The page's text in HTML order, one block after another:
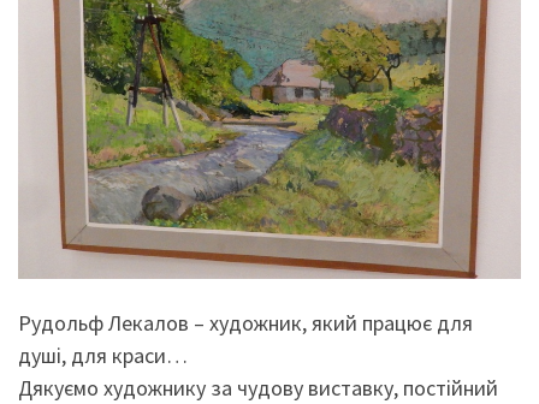
Рудольф Лекалов – художник, який працює для
душі, для краси…
Дякуємо художнику за чудову виставку, постійний